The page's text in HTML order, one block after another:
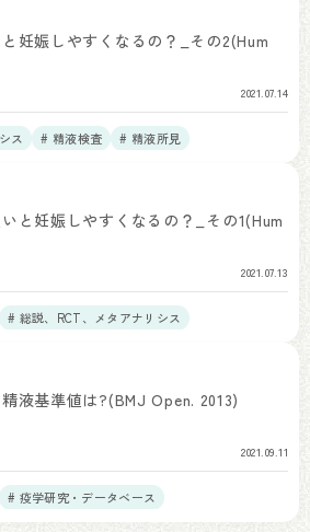
妊娠しやすくなるの？_その2(Hum
2021.07.14
ス # 精液検査 # 精液所見
と妊娠しやすくなるの？_その1(Hum
2021.07.13
# 総説、RCT、メタアナリシス
液基準値は?(BMJ Open. 2013)
2021.09.11
# 疫学研究・データベース